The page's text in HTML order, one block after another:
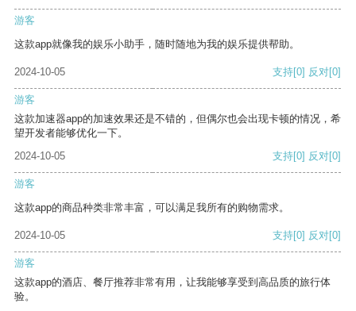
游客
这款app就像我的娱乐小助手，随时随地为我的娱乐提供帮助。
2024-10-05 支持[0] 反对[0]
游客
这款加速器app的加速效果还是不错的，但偶尔也会出现卡顿的情况，希
望开发者能够优化一下。
2024-10-05
支持[0] 反对[0]
游客
这款app的商品种类非常丰富，可以满足我所有的购物需求。
2024-10-05 支持[0] 反对[0]
游客
这款app的酒店、餐厅推荐非常有用，让我能够享受到高品质的旅行体
验。